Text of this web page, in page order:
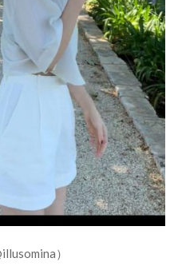
）